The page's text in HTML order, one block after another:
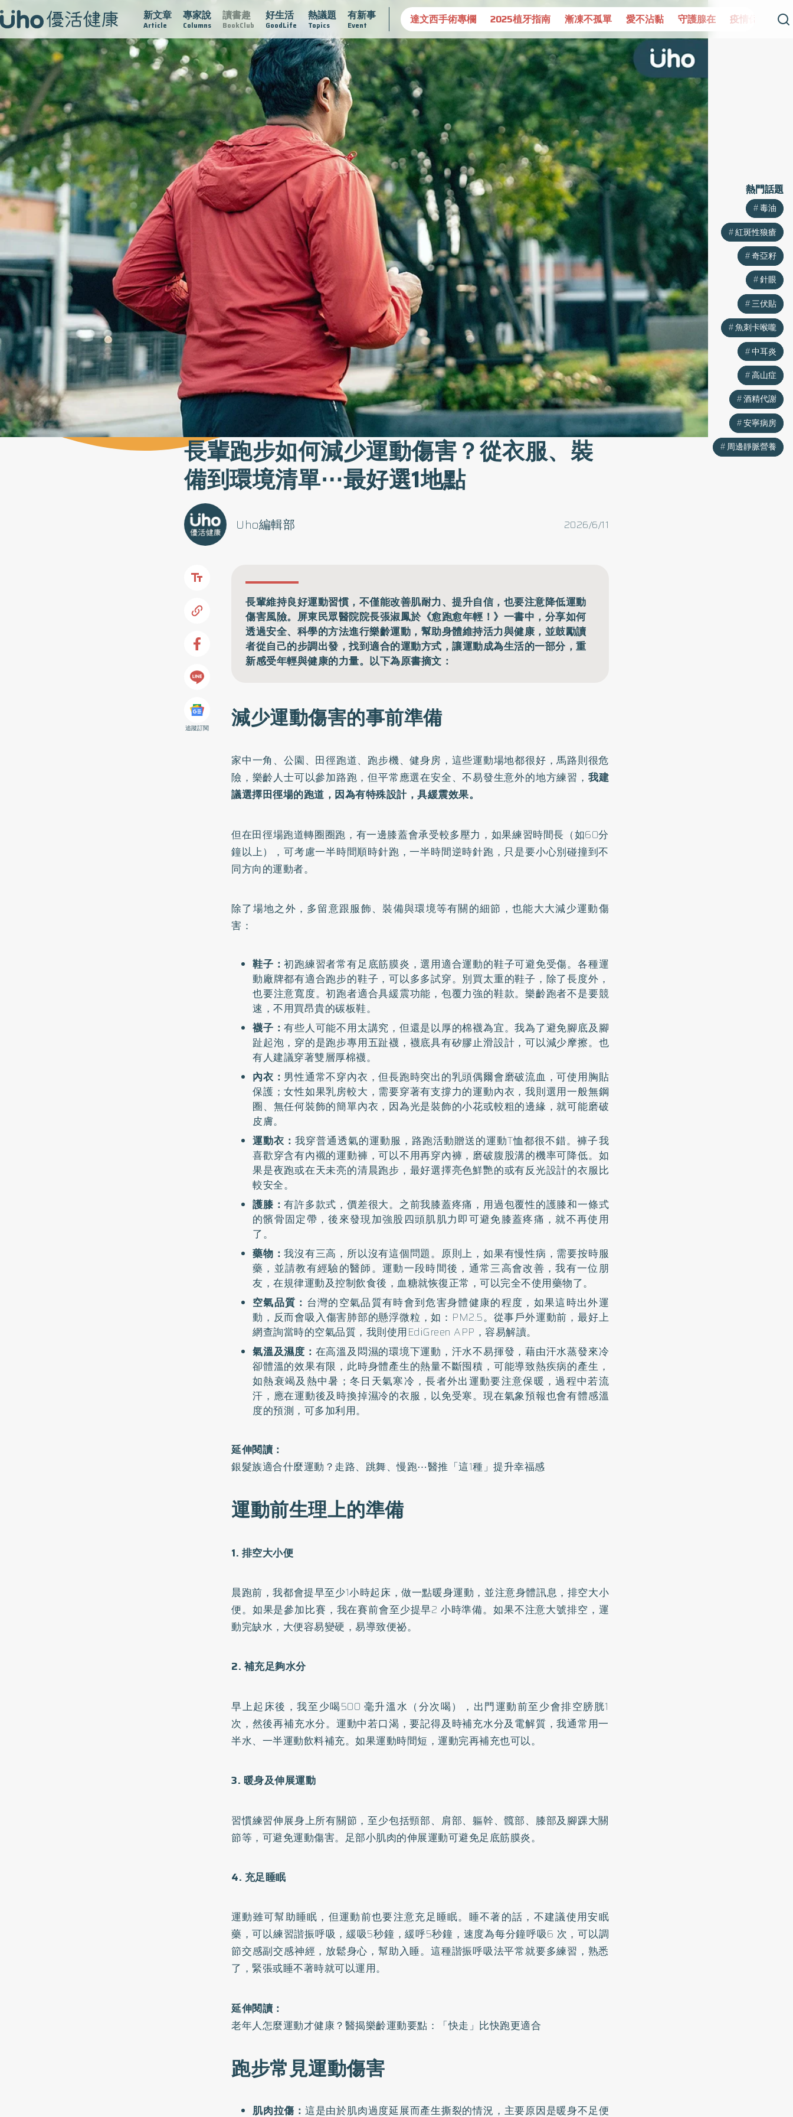
新文章
Article
專家說
Columns
讀書趣
BookClub
好生活
GoodLife
熱議題
Topics
有新事
Event
疫情保衛戰 再生醫學 愛的未來視 認識攝護腺肥大 守護骨骼健康 達文西手術專欄 2025植牙指南 漸凍不孤單 愛不沾黏 守護腺在 疫情保衛戰 再生醫學 愛的
長輩跑步如何減少運動傷害？從衣服、裝
備到環境清單⋯最好選1地點
2026/6/11
Uho編輯部
追蹤訂閱
長輩維持良好運動習慣，不僅能改善肌耐力、提升自信，也要注意降低運動
傷害風險。屏東民眾醫院院長張淑鳳於《愈跑愈年輕！》一書中，分享如何
透過安全、科學的方法進行樂齡運動，幫助身體維持活力與健康，並鼓勵讀
者從自己的步調出發，找到適合的運動方式，讓運動成為生活的一部分，重
新感受年輕與健康的力量。以下為原書摘文：
減少運動傷害的事前準備
家中一角、公園、田徑跑道、跑步機、健身房，這些運動場地都很好，馬路則很危
險，樂齡人士可以參加路跑，但平常應選在安全、不易發生意外的地方練習， 我建
議選擇田徑場的跑道，因為有特殊設計，具緩震效果。
但在田徑場跑道轉圈圈跑，有一邊膝蓋會承受較多壓力，如果練習時間長（如60分
鐘以上），可考慮一半時間順時針跑，一半時間逆時針跑，只是要小心別碰撞到不
同方向的運動者。
除了場地之外，多留意跟服飾、裝備與環境等有關的細節，也能大大減少運動傷
害：
鞋子：初跑練習者常有足底筋膜炎，選用適合運動的鞋子可避免受傷。各種運
動廠牌都有適合跑步的鞋子，可以多多試穿。別買太重的鞋子，除了長度外，
也要注意寬度。初跑者適合具緩震功能，包覆力強的鞋款。樂齡跑者不是要競
速，不用買昂貴的碳板鞋。
襪子：有些人可能不用太講究，但還是以厚的棉襪為宜。我為了避免腳底及腳
趾起泡，穿的是跑步專用五趾襪，襪底具有矽膠止滑設計，可以減少摩擦。也
有人建議穿著雙層厚棉襪。
內衣： 男性通常不穿內衣，但長跑時突出的乳頭偶爾會磨破流血，可使用胸貼
保護；女性如果乳房較大，需要穿著有支撐力的運動內衣，我則選用一般無鋼
圈、無任何裝飾的簡單內衣，因為光是裝飾的小花或較粗的邊緣，就可能磨破
皮膚。
運動衣：我穿普通透氣的運動服，路跑活動贈送的運動T恤都很不錯。褲子我
喜歡穿含有內襯的運動褲，可以不用再穿內褲，磨破腹股溝的機率可降低。如
果是夜跑或在天未亮的清晨跑步，最好選擇亮色鮮艷的或有反光設計的衣服比
較安全。
護膝：有許多款式，價差很大。之前我膝蓋疼痛，用過包覆性的護膝和一條式
的髕骨固定帶，後來發現加強股四頭肌肌力即可避免膝蓋疼痛，就不再使用
了。
藥物：我沒有三高，所以沒有這個問題。原則上，如果有慢性病，需要按時服
藥，並請教有經驗的醫師。運動一段時間後，通常三高會改善，我有一位朋
友，在規律運動及控制飲食後，血糖就恢復正常，可以完全不使用藥物了。
空氣品質： 台灣的空氣品質有時會到危害身體健康的程度，如果這時出外運
動，反而會吸入傷害肺部的懸浮微粒，如：PM2.5。從事戶外運動前，最好上
網查詢當時的空氣品質，我則使用EdiGreen APP，容易解讀。
氣溫及濕度： 在高溫及悶濕的環境下運動，汗水不易揮發，藉由汗水蒸發來冷
卻體溫的效果有限，此時身體產生的熱量不斷囤積，可能導致熱疾病的產生，
如熱衰竭及熱中暑；冬日天氣寒冷，長者外出運動要注意保暖，過程中若流
汗，應在運動後及時換掉濕冷的衣服，以免受寒。現在氣象預報也會有體感溫
度的預測，可多加利用。
延伸閱讀：
銀髮族適合什麼運動？走路、跳舞、慢跑⋯醫推「這1種」提升幸福感
運動前生理上的準備
1. 排空大小便
晨跑前，我都會提早至少1小時起床，做一點暖身運動，並注意身體訊息，排空大小
便。如果是參加比賽，我在賽前會至少提早2 小時準備。如果不注意大號排空，運
動完缺水，大便容易變硬，易導致便祕。
2. 補充足夠水分
早上起床後，我至少喝500 毫升溫水（分次喝），出門運動前至少會排空膀胱1
次，然後再補充水分。運動中若口渴，要記得及時補充水分及電解質，我通常用一
半水、一半運動飲料補充。如果運動時間短，運動完再補充也可以。
3. 暖身及伸展運動
習慣練習伸展身上所有關節，至少包括頸部、肩部、軀幹、髖部、膝部及腳踝大關
節等，可避免運動傷害。足部小肌肉的伸展運動可避免足底筋膜炎。
4. 充足睡眠
運動雖可幫助睡眠，但運動前也要注意充足睡眠。睡不著的話，不建議使用安眠
藥，可以練習諧振呼吸，緩吸5秒鐘，緩呼5秒鐘，速度為每分鐘呼吸6 次，可以調
節交感副交感神經，放鬆身心，幫助入睡。這種諧振呼吸法平常就要多練習，熟悉
了，緊張或睡不著時就可以運用。
延伸閱讀：
老年人怎麼運動才健康？醫揭樂齡運動要點：「快走」比快跑更適合
跑步常見運動傷害
肌肉拉傷： 這是由於肌肉過度延展而產生撕裂的情況，主要原因是暖身不足便
熱門話題
毒油
紅斑性狼瘡
奇亞籽
針眼
三伏貼
魚刺卡喉嚨
中耳炎
高山症
酒精代謝
安寧病房
周邊靜脈營養
熱門話題
毒油
紅斑性狼瘡
奇亞籽
針眼
三伏貼
魚刺卡喉嚨
中耳炎
高山症
酒精代謝
安寧病房
周邊靜脈營養